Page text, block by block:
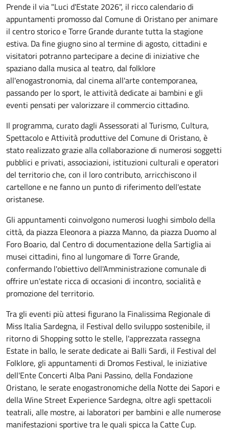
Prende il via "Luci d'Estate 2026", il ricco calendario di
appuntamenti promosso dal Comune di Oristano per animare
il centro storico e Torre Grande durante tutta la stagione
estiva. Da fine giugno sino al termine di agosto, cittadini e
visitatori potranno partecipare a decine di iniziative che
spaziano dalla musica al teatro, dal folklore
all'enogastronomia, dal cinema all'arte contemporanea,
passando per lo sport, le attività dedicate ai bambini e gli
eventi pensati per valorizzare il commercio cittadino.
Il programma, curato dagli Assessorati al Turismo, Cultura,
Spettacolo e Attività produttive del Comune di Oristano, è
stato realizzato grazie alla collaborazione di numerosi soggetti
pubblici e privati, associazioni, istituzioni culturali e operatori
del territorio che, con il loro contributo, arricchiscono il
cartellone e ne fanno un punto di riferimento dell'estate
oristanese.
Gli appuntamenti coinvolgono numerosi luoghi simbolo della
città, da piazza Eleonora a piazza Manno, da piazza Duomo al
Foro Boario, dal Centro di documentazione della Sartiglia ai
musei cittadini, fino al lungomare di Torre Grande,
confermando l'obiettivo dell'Amministrazione comunale di
offrire un'estate ricca di occasioni di incontro, socialità e
promozione del territorio.
Tra gli eventi più attesi figurano la Finalissima Regionale di
Miss Italia Sardegna, il Festival dello sviluppo sostenibile, il
ritorno di Shopping sotto le stelle, l'apprezzata rassegna
Estate in ballo, le serate dedicate ai Balli Sardi, il Festival del
Folklore, gli appuntamenti di Dromos Festival, le iniziative
dell'Ente Concerti Alba Pani Passino, della Fondazione
Oristano, le serate enogastronomiche della Notte dei Sapori e
della Wine Street Experience Sardegna, oltre agli spettacoli
teatrali, alle mostre, ai laboratori per bambini e alle numerose
manifestazioni sportive tra le quali spicca la Catte Cup.